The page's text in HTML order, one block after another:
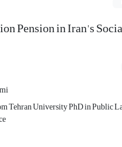
Pension in Iran's
Tehran University PhD in Public